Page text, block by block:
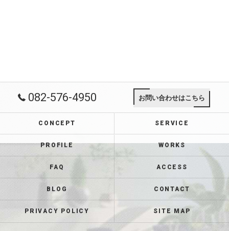
082-576-4950 お問い合わせはこちら
CONCEPT SERVICE
PROFILE WORKS
FAQ ACCESS
BLOG CONTACT
PRIVACY POLICY SITE MAP